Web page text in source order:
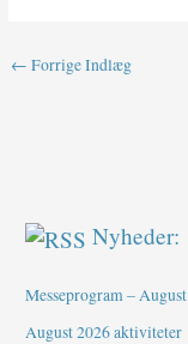
← Forrige Indlæg
Nyheder:
Messeprogram –
August 2026 aktiviteter